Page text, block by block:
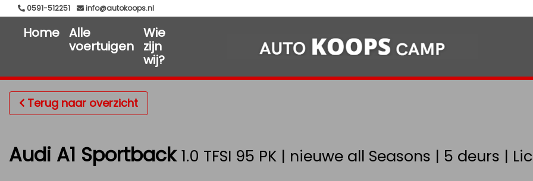
0591-512251 info@autokoops.nl
Home Alle
voertuigen
Wie
zijn
wij?
Terug naar overzicht
Audi A1 Sportback 1.0 TFSI 95 PK | nieuwe all Seasons | 5 deurs |